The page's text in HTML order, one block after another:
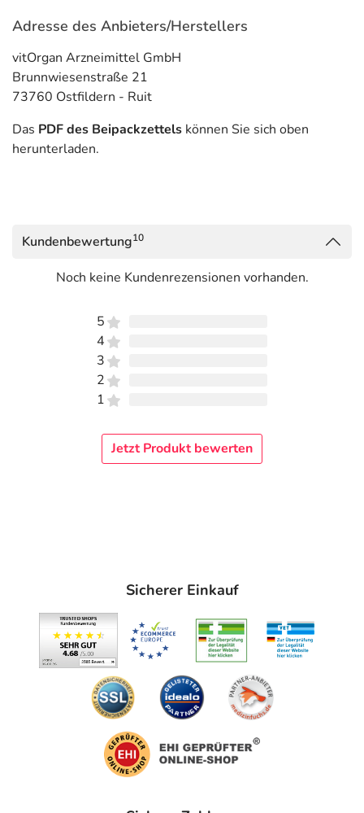
Adresse des Anbieters/Herstellers
vitOrgan Arzneimittel GmbH
Brunnwiesenstraße 21
73760 Ostfildern - Ruit
Das PDF des Beipackzettels können Sie sich oben
herunterladen.
Kundenbewertung10
Noch keine Kundenrezensionen vorhanden.
5
4
3
2
1
Jetzt Produkt bewerten
Sicherer Einkauf